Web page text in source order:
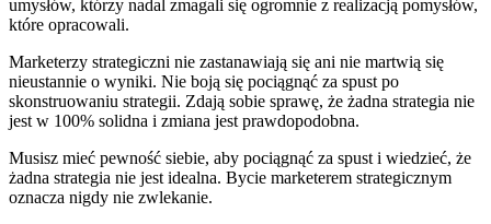
umysłów, którzy nadal zmagali się ogromnie z realizacją pomysłów,
które opracowali.
Marketerzy strategiczni nie zastanawiają się ani nie martwią się
nieustannie o wyniki. Nie boją się pociągnąć za spust po
skonstruowaniu strategii. Zdają sobie sprawę, że żadna strategia nie
jest w 100% solidna i zmiana jest prawdopodobna.
Musisz mieć pewność siebie, aby pociągnąć za spust i wiedzieć, że
żadna strategia nie jest idealna. Bycie marketerem strategicznym
oznacza nigdy nie zwlekanie.